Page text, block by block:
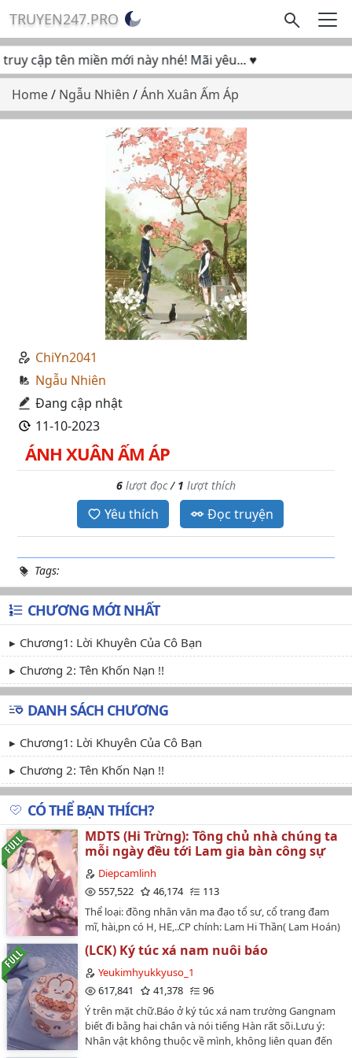
TRUYEN247.PRO
cập tên miền mới này nhé! Mãi yêu... ♥
Home/ Ngẫu Nhiên /Ánh Xuân Ấm Áp
ChiYn2041
Ngẫu Nhiên
Đang cập nhật
11-10-2023
ÁNH XUÂN ẤM ÁP
6 lượt đọc/ 1 lượt thích
Yêu thích Đọc truyện
Tags:
CHƯƠNG MỚI NHẤT
Chương1: Lời Khuyên Của Cô Bạn
Chương 2: Tên Khốn Nạn !!
DANH SÁCH CHƯƠNG
Chương1: Lời Khuyên Của Cô Bạn
Chương 2: Tên Khốn Nạn !!
CÓ THỂ BẠN THÍCH?
MDTS (Hi Trừng): Tông chủ nhà chúng ta
mỗi ngày đều tới Lam gia bàn công sự
Diepcamlinh
557,522
46,174
113
Thể loại: đồng nhân văn ma đạo tổ sư, cổ trang đam
mĩ, hài,pn có H, HE,..CP chính: Lam Hi Thần( Lam Hoán)
x Giang Trừng (Giang Vãn Ngâm)CP phụ: Vong Tiện,
Truy Lăng... với sự góp mặt của dàn nhân vật phụ: Lam
gia trưởng bối hậu bối, Giang gia, Ngu gia,..Tác giả:
Diệp Cẩm Linh.Độ dài: 100 chương chính văn +n phiên
nhân vật thuộc về má Xú, tính cách và tình tiết thuộc
về tui, tay nghề còn non mong mọi người chỉ dẫn
nhiều. Đa tạ.........Một ngày nọ, Kim Lăng đột nhiên mò
(LCK) Ký túc xá nam nuôi báo
Yeukimhyukkyuso_1
617,841
41,378
96
Ý trên mặt chữ.Báo ở ký túc xá nam trường Gangnam
biết đi bằng hai chân và nói tiếng Hàn rất sõi.Lưu ý:
Nhân vật không thuộc về mình, không liên quan đến